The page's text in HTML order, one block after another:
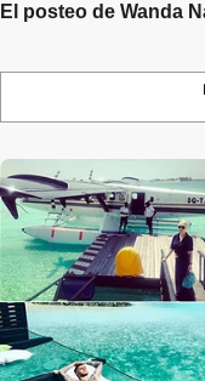
El posteo de Wanda